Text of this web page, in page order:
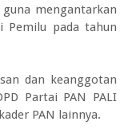
mengantarkan
Pemilu pada tahun
dan keanggotan
Partai PAN PALI
PAN lainnya.